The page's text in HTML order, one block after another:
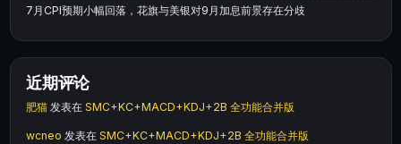
7月CPI预期小幅回落，花旗与美银对9月加息前景存在分歧
近期评论
肥猫 发表在 SMC+KC+MACD+KDJ+2B 全功能合并版
wcneo 发表在 SMC+KC+MACD+KDJ+2B 全功能合并版